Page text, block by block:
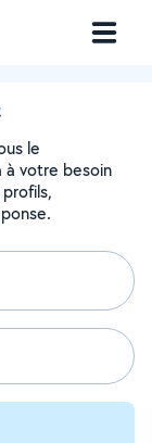
le
à votre besoin